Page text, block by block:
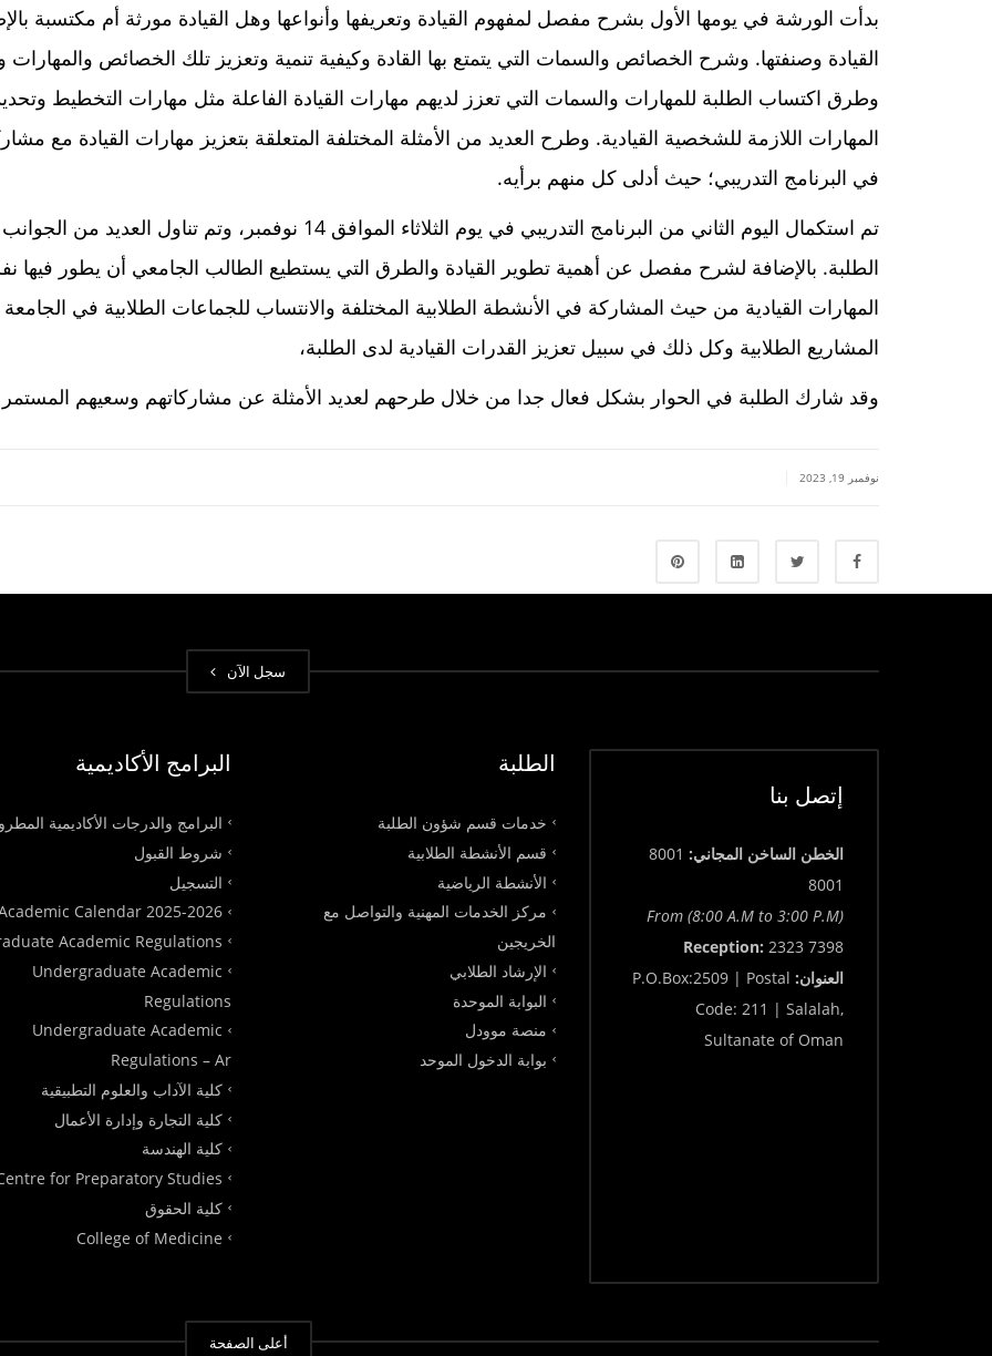
بدأت الورشة في يومها الأول بشرح مفصل لمفهوم القيادة وتعريفها وأنواعها وهل القيادة مورثة أم مكتسبة
القيادة وصنفتها. وشرح الخصائص والسمات التي يتمتع بها القادة وكيفية تنمية وتعزيز تلك الخصائص والمهارات
وطرق اكتساب الطلبة للمهارات والسمات التي تعزز لديهم مهارات القيادة الفاعلة مثل مهارات التخطيط
المهارات اللازمة للشخصية القيادية. وطرح العديد من الأمثلة المختلفة المتعلقة بتعزيز مهارات القيادة
في البرنامج التدريبي؛ حيث أدلى كل منهم برأيه.
تم استكمال اليوم الثاني من البرنامج التدريبي في يوم الثلاثاء
الطلبة. بالإضافة لشرح مفصل عن أهمية تطوير القيادة والطرق التي يستطيع الطالب الجامعي أن يطور فيها
المهارات القيادية من حيث المشاركة في الأنشطة الطلابية المختلفة والانتساب للجماعات الطلابية في
المشاريع الطلابية وكل ذلك في سبيل تعزيز القدرات القيادية لدى الطلبة،
وقد شارك الطلبة في الحوار بشكل فعال جدا من خلال طرحهم لعديد الأمثلة عن مشاركاتهم وسعيهم المستمر
نوفمبر 19, 2023
سجل الآن
البرامج الأكاديمية
البرامج والدرجات الأكاديمية
شروط القبول
التسجيل
Calendar 2025-2026
Academic Regulations
Undergraduate Academic
Regulations
Undergraduate Academic
Regulations – Ar
كلية الآداب والعلوم التطبيقية
كلية التجارة وإدارة الأعمال
كلية الهندسة
for Preparatory Studies
كلية الحقوق
College of Medicine
الطلبة
خدمات قسم شؤون الطلبة
قسم الأنشطة الطلابية
الأنشطة الرياضية
مركز الخدمات المهنية والتواصل مع
الخريجين
الإرشاد الطلابي
البوابة الموحدة
منصة موودل
بوابة الدخول الموحد
إتصل بنا
الخطن الساخن المجاني: 8001
8001
From (8:00 A.M to 3:00 P.M)
Reception: 2323 7398
العنوان: P.O.Box:2509 | Postal
Code: 211 | Salalah,
Sultanate of Oman
أعلى الصفحة